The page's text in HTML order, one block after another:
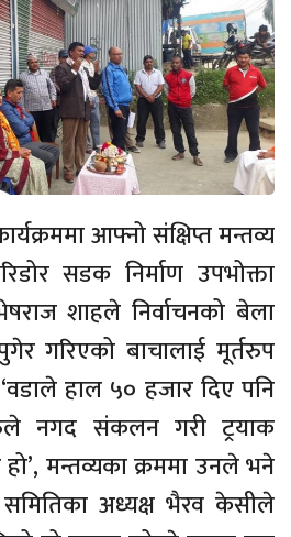
आफ्नो संक्षिप्त मन्तव्य
सडक निर्माण उपभोक्ता
शाहले निर्वाचनको बेला
गरिएको बाचालाई मूर्तरुप
हाल ५० हजार दिए पनि
नगद संकलन गरी ट्रयाक
मन्तव्यका क्रममा उनले भने
समितिका अध्यक्ष भैरव केसीले